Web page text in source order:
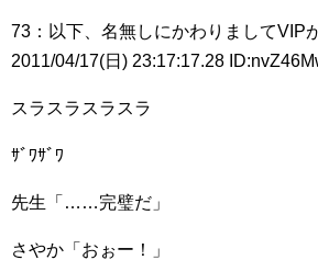
73：以下、名無しにかわりましてVIP
2011/04/17(日) 23:17:17.28
スラスラスラスラ
ｻﾞﾜｻﾞﾜ
先生「……完璧だ」
さやか「おぉー！」